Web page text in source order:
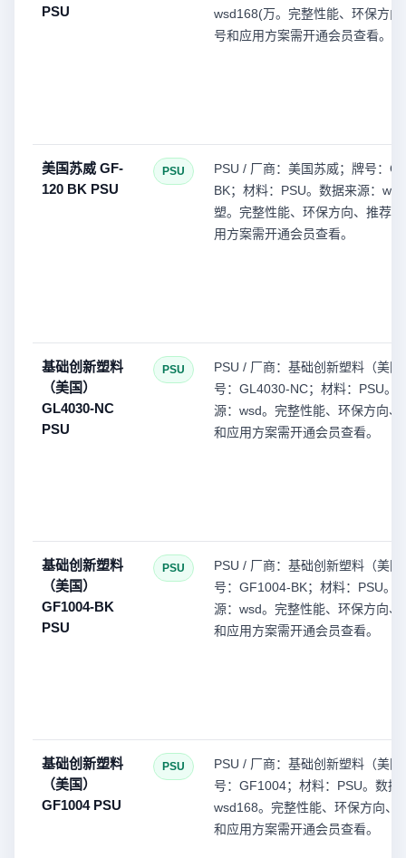
PSU
wsd168(万。完整性能、环保方向
号和应用方案需开通会员查看。
美国苏威 GF-
120 BK PSU
PSU
PSU / 厂商：美国苏威；牌号：
BK；材料：PSU。数据来源：
塑。完整性能、环保方向、推荐
用方案需开通会员查看。
基础创新塑料
（美国）
GL4030-NC
PSU
PSU
PSU / 厂商：基础创新塑料（美国
号：GL4030-NC；材料：PSU。
源：wsd。完整性能、环保方向、
和应用方案需开通会员查看。
基础创新塑料
（美国）
GF1004-BK
PSU
PSU
PSU / 厂商：基础创新塑料（美国
号：GF1004-BK；材料：PSU。
源：wsd。完整性能、环保方向、
和应用方案需开通会员查看。
基础创新塑料
（美国）
GF1004 PSU
PSU
PSU / 厂商：基础创新塑料（美国
号：GF1004；材料：PSU。数据
wsd168。完整性能、环保方向、
和应用方案需开通会员查看。